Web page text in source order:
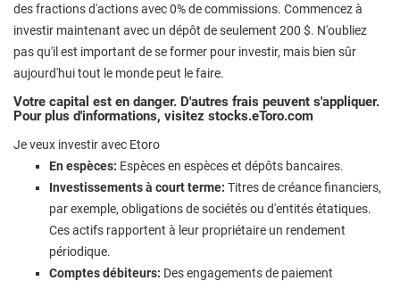
des fractions d'actions avec 0% de commissions. Commencez à
investir maintenant avec un dépôt de seulement 200 $. N'oubliez
pas qu'il est important de se former pour investir, mais bien sûr
aujourd'hui tout le monde peut le faire.
Votre capital est en danger. D'autres frais peuvent s'appliquer.
Pour plus d'informations, visitez stocks.eToro.com
Je veux investir avec Etoro
En espèces: Espèces en espèces et dépôts bancaires.
Investissements à court terme: Titres de créance financiers,
par exemple, obligations de sociétés ou d'entités étatiques.
Ces actifs rapportent à leur propriétaire un rendement
périodique.
Comptes débiteurs: Des engagements de paiement